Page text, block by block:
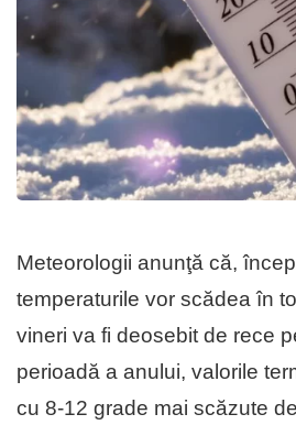
Meteorologii anunţă că,
temperaturile vor scădea în
vineri va fi deosebit de rece
perioadă a anului, valorile
cu 8-12 grade mai scăzute